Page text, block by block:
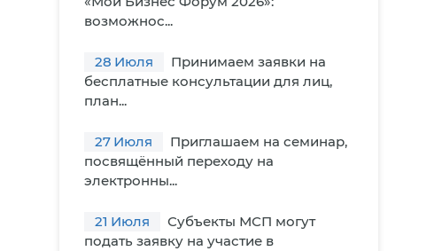
возможнос...
28 Июля
Принимаем заявки на
бесплатные консультации для лиц,
план...
27 Июля
Приглашаем на семинар,
посвящённый переходу на
электронны...
21 Июля
Субъекты МСП могут
подать заявку на участие в